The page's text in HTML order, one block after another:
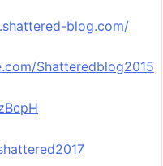
blog.com/
Shatteredblog2015